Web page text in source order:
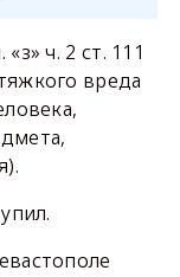
ч. 2 ст. 111
вреда